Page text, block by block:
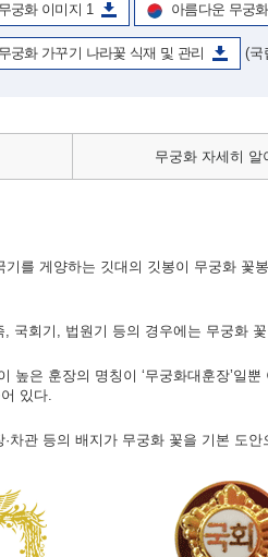
궁화 이미지 1 아름다운 무궁
궁화 가꾸기 나라꽃 식재 및 관리 (국
무궁화 자세히 알
를 게양하는 깃대의 깃봉이 무궁화
국회기, 법원기 등의 경우에는 무궁화
높은 훈장의 명칭이 ‘무궁화대훈장’일
있다.
차관 등의 배지가 무궁화 꽃을 기본 도